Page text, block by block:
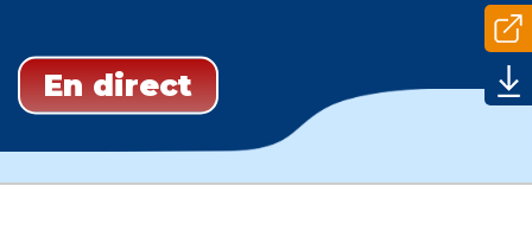
En direct